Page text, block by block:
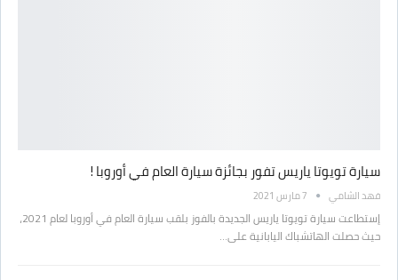
سيارة تويوتا ياريس تفور بجائزة سيارة العام في أوروبا !
فهد الشامي 7 مارس 2021
إستطاعت سيارة تويوتا ياريس الجديدة بالفوز بلقب سيارة العام في أوروبا لعام 2021،
حيث حصلت الهاتشباك اليابانية على…